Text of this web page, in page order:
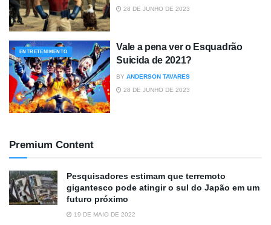
28 DE JUNHO DE 2023
ENTRETENIMENTO
Vale a pena ver o Esquadrão
Suicida de 2021?
BY ANDERSON TAVARES
28 DE JUNHO DE 2023
Premium Content
Pesquisadores estimam que terremoto
gigantesco pode atingir o sul do Japão em um
futuro próximo
19 DE MAIO DE 2022